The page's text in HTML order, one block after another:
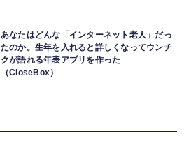
あなたはどんな「インターネット老人」だっ
たのか。生年を入れると詳しくなってウンチ
クが語れる年表アプリを作った
（CloseBox）